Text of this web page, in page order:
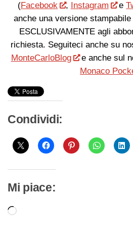
(Facebook , Instagram e
anche una versione
ESCLUSIVAMENTE agli
richiesta. Seguiteci anche su
MonteCarloBlog
e anche sul
Monaco
Condividi:
Mi piace:
Caricamento